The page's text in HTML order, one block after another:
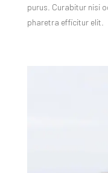
purus. Curabitur nisi
pharetra efficitur elit.